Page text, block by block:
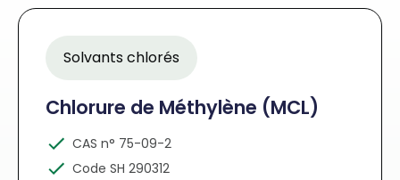
Solvants chlorés
Chlorure de Méthylène (MCL)
CAS n° 75-09-2
Code SH 290312